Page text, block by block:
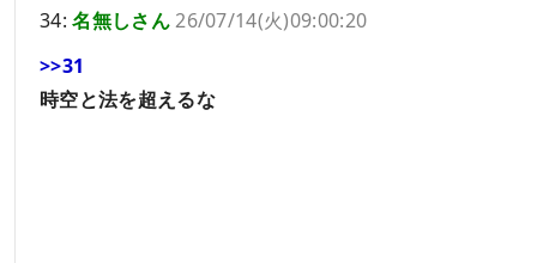
34:名無しさん26/07/14(火)09:00:20
>>31
時空と法を超えるな